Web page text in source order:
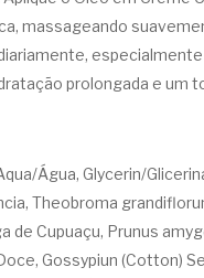
massageando
especialmente
prolongada e um
Água, Glycerin/
Theobroma
de Cupuaçu, Prunus
Gossypiun (Cotton)